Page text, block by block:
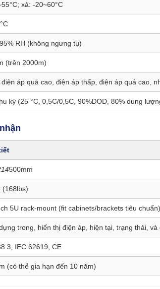
xả: -20~60°C
RH (không ngưng tụ)
(trên 2000m)
điện áp quá cao, điện áp thấp, điện áp quá cao,
kỳ (25 °C, 0,5C/0,5C, 90%DOD, 80% dung
500mm
(168lbs)
5U rack-mount (fit cabinets/brackets tiêu chuẩn)
trong, hiển thị điện áp, hiện tại, trạng thái, và
IEC 62619, CE
(có thể gia hạn đến 10 năm)